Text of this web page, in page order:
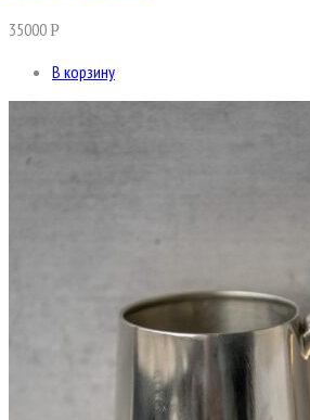
35000Р
В корзину